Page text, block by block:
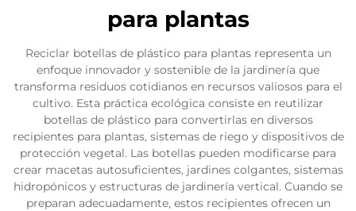
para plantas
Reciclar botellas de plástico para plantas representa un
enfoque innovador y sostenible de la jardinería que
transforma residuos cotidianos en recursos valiosos para el
cultivo. Esta práctica ecológica consiste en reutilizar
botellas de plástico para convertirlas en diversos
recipientes para plantas, sistemas de riego y dispositivos de
protección vegetal. Las botellas pueden modificarse para
crear macetas autosuficientes, jardines colgantes, sistemas
hidropónicos y estructuras de jardinería vertical. Cuando se
preparan adecuadamente, estos recipientes ofrecen un